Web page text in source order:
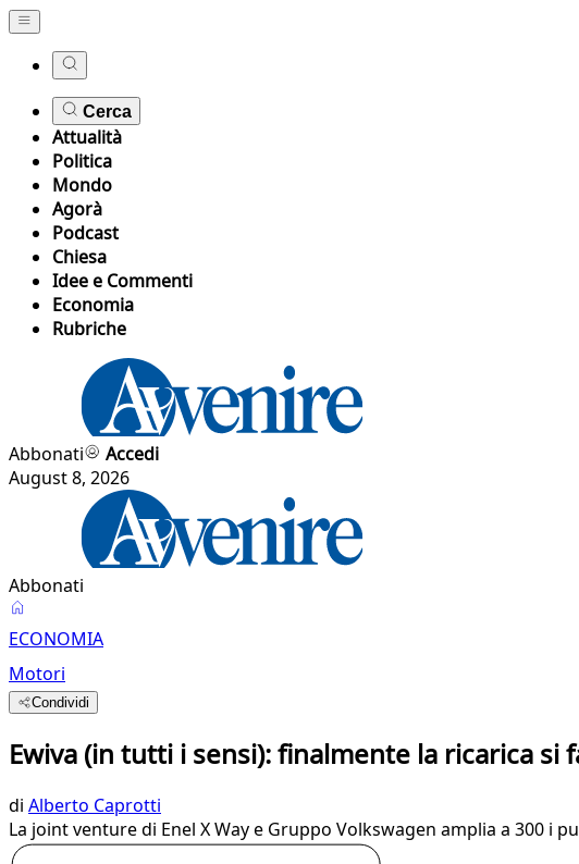
Cerca
Attualità
Politica
Mondo
Agorà
Podcast
Chiesa
Idee e Commenti
Economia
Rubriche
Abbonati
Accedi
August 8, 2026
Abbonati
ECONOMIA
Motori
Condividi
Ewiva (in tutti i sensi): finalmente la ricarica si
di Alberto Caprotti
La joint venture di Enel X Way e Gruppo Volkswagen amplia a 300